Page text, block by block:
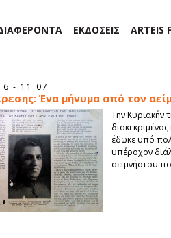
ΕΚΔΟΣΕΙΣ ARTEIS
- 11:07
Ένα μήνυμα από τον
Την Κυριακήν
έδωκε υπό
υπέροχον
αειμνήστου